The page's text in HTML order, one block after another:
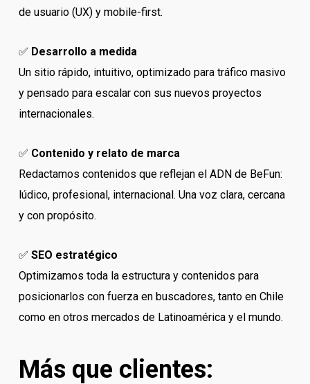
de usuario (UX) y mobile-first.
✅ Desarrollo a medida
Un sitio rápido, intuitivo, optimizado para tráfico masivo
y pensado para escalar con sus nuevos proyectos
internacionales.
✅ Contenido y relato de marca
Redactamos contenidos que reflejan el ADN de BeFun:
lúdico, profesional, internacional. Una voz clara, cercana
y con propósito.
✅ SEO estratégico
Optimizamos toda la estructura y contenidos para
posicionarlos con fuerza en buscadores, tanto en Chile
como en otros mercados de Latinoamérica y el mundo.
Más que clientes: